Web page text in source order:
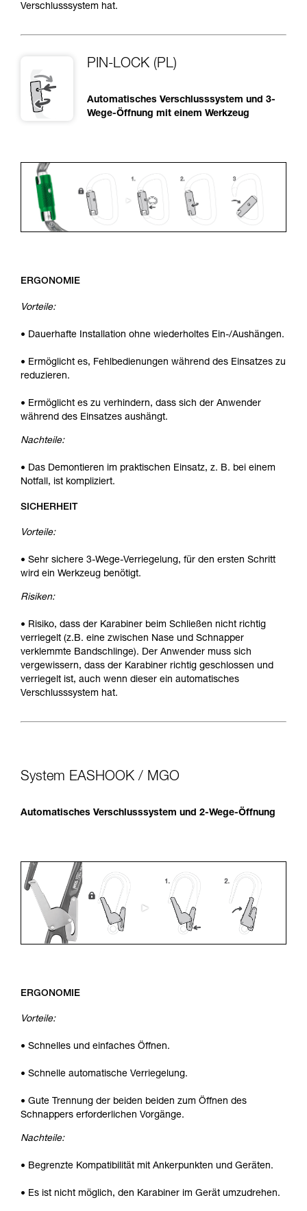
Verschlusssystem hat.
PIN-LOCK (PL)
Automatisches Verschlusssystem und 3-
Wege-Öffnung mit einem Werkzeug
ERGONOMIE
Vorteile:
• Dauerhafte Installation ohne wiederholtes Ein-/Aushängen.
• Ermöglicht es, Fehlbedienungen während des Einsatzes zu
reduzieren.
• Ermöglicht es zu verhindern, dass sich der Anwender
während des Einsatzes aushängt.
Nachteile:
• Das Demontieren im praktischen Einsatz, z. B. bei einem
Notfall, ist kompliziert.
SICHERHEIT
Vorteile:
• Sehr sichere 3-Wege-Verriegelung, für den ersten Schritt
wird ein Werkzeug benötigt.
Risiken:
• Risiko, dass der Karabiner beim Schließen nicht richtig
verriegelt (z.B. eine zwischen Nase und Schnapper
verklemmte Bandschlinge). Der Anwender muss sich
vergewissern, dass der Karabiner richtig geschlossen und
verriegelt ist, auch wenn dieser ein automatisches
Verschlusssystem hat.
System EASHOOK / MGO
Automatisches Verschlusssystem und 2-Wege-Öffnung
ERGONOMIE
Vorteile:
• Schnelles und einfaches Öffnen.
• Schnelle automatische Verriegelung.
• Gute Trennung der beiden beiden zum Öffnen des
Schnappers erforderlichen Vorgänge.
Nachteile:
• Begrenzte Kompatibilität mit Ankerpunkten und Geräten.
• Es ist nicht möglich, den Karabiner im Gerät umzudrehen.